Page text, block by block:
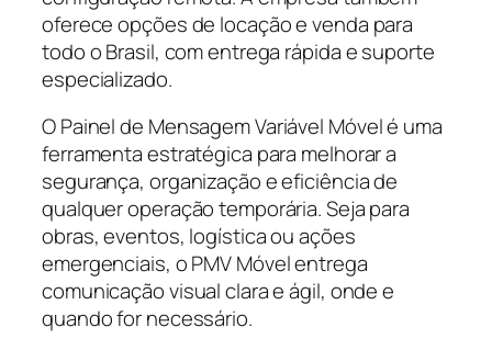
oferece opções de locação e venda para
todo o Brasil, com entrega rápida e suporte
especializado.
O Painel de Mensagem Variável Móvel é uma
ferramenta estratégica para melhorar a
segurança, organização e eficiência de
qualquer operação temporária. Seja para
obras, eventos, logística ou ações
emergenciais, o PMV Móvel entrega
comunicação visual clara e ágil, onde e
quando for necessário.